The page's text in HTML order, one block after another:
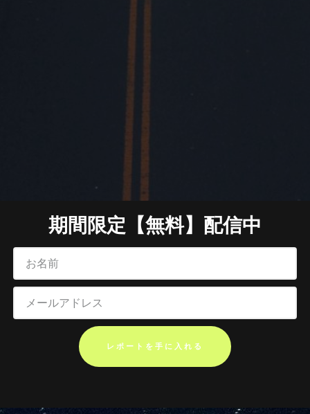
期間限定【無料】配信中
レポートを手に入れる